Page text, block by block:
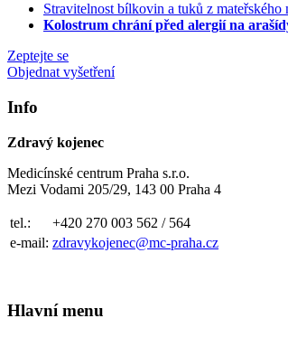
Stravitelnost bílkovin a tuků z
Kolostrum chrání před alergií na
Zeptejte se
Objednat vyšetření
Info
Zdravý kojenec
Medicínské centrum Praha s.r.o.
Mezi Vodami 205/29, 143 00 Praha 4
tel.:
+420 270 003 562 / 564
e-mail: zdravykojenec@mc-praha.cz
Hlavní menu